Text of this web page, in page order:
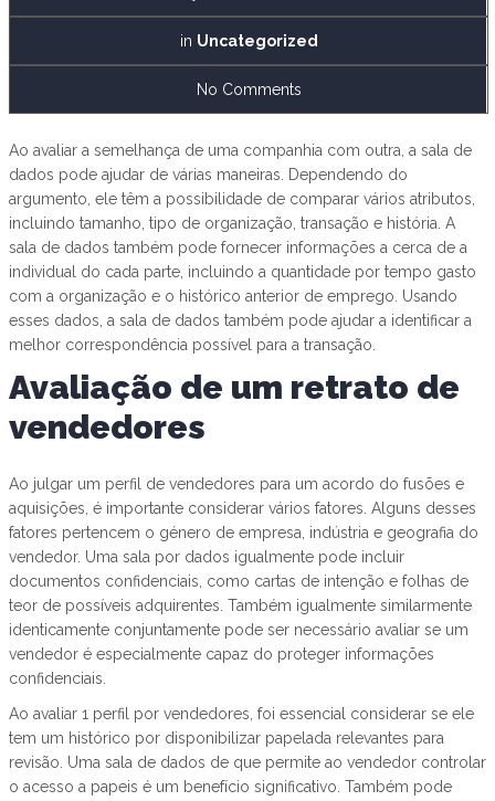
in Uncategorized
No Comments
Ao avaliar a semelhança de uma companhia com outra, a sala de
dados pode ajudar de várias maneiras. Dependendo do
argumento, ele têm a possibilidade de comparar vários atributos,
incluindo tamanho, tipo de organização, transação e história. A
sala de dados também pode fornecer informações a cerca de a
individual do cada parte, incluindo a quantidade por tempo gasto
com a organização e o histórico anterior de emprego. Usando
esses dados, a sala de dados também pode ajudar a identificar a
melhor correspondência possível para a transação.
Avaliação de um retrato de
vendedores
Ao julgar um perfil de vendedores para um acordo do fusões e
aquisições, é importante considerar vários fatores. Alguns desses
fatores pertencem o género de empresa, indústria e geografia do
vendedor. Uma sala por dados igualmente pode incluir
documentos confidenciais, como cartas de intenção e folhas de
teor de possíveis adquirentes. Também igualmente similarmente
identicamente conjuntamente pode ser necessário avaliar se um
vendedor é especialmente capaz do proteger informações
confidenciais.
Ao avaliar 1 perfil por vendedores, foi essencial considerar se ele
tem um histórico por disponibilizar papelada relevantes para
revisão. Uma sala de dados de que permite ao vendedor controlar
o acesso a papeis é um benefício significativo. Também pode